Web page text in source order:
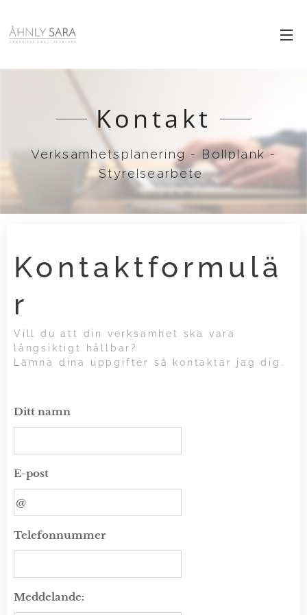
Kontakt
Verksamhetsplanering - Bollplank -
Styrelsearbete
Kontaktformulä
r
Vill du att din verksamhet ska vara
långsiktigt hållbar?
Lämna dina uppgifter så kontaktar jag dig.
Ditt namn
E-post
Telefonnummer
Meddelande: